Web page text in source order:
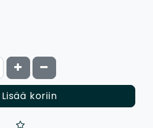
Kasvata määrää
Vähennä määrää
Lisää koriin